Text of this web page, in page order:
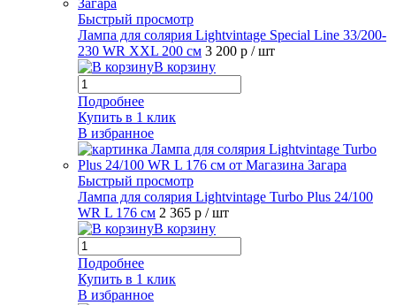
Быстрый просмотр
Лампа для солярия Lightvintage Special Line 33/200-
230 WR XXL 200 см 3 200 р / шт
В корзину
Подробнее
Купить в 1 клик
В избранное
Быстрый просмотр
Лампа для солярия Lightvintage Turbo Plus 24/100
WR L 176 см 2 365 р / шт
В корзину
Подробнее
Купить в 1 клик
В избранное